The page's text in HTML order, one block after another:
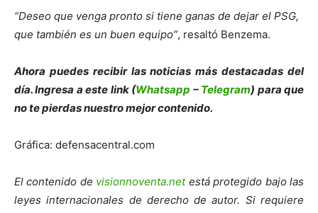
“Deseo que venga pronto si tiene ganas de dejar el PSG,
que también es un buen equipo”, resaltó Benzema.
Ahora puedes recibir las noticias más destacadas del
día. Ingresa a este link (Whatsapp – Telegram) para que
no te pierdas nuestro mejor contenido.
Gráfica: defensacentral.com
El contenido de visionnoventa.netestá protegido bajo las
leyes internacionales de derecho de autor. Si requiere